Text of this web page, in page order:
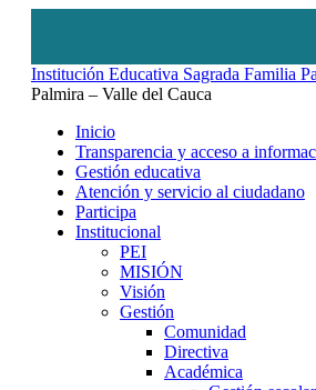
Institución Educativa Sagrada Familia
Palmira – Valle del Cauca
Inicio
Transparencia y acceso a
Gestión educativa
Atención y servicio al ciudadano
Participa
Institucional
PEI
MISIÓN
Visión
Gestión
Comunidad
Directiva
Académica